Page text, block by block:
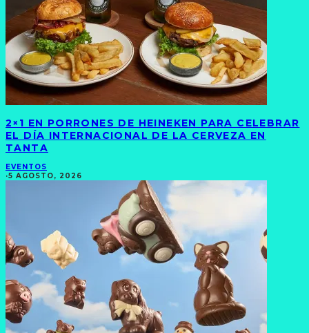
2×1 EN PORRONES DE HEINEKEN PARA CELEBRAR
EL DÍA INTERNACIONAL DE LA CERVEZA EN
TANTA
EVENTOS
·5 AGOSTO, 2026